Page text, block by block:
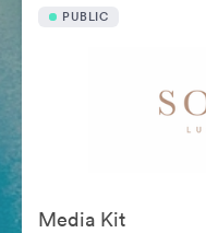
PUBLIC
Media Kit